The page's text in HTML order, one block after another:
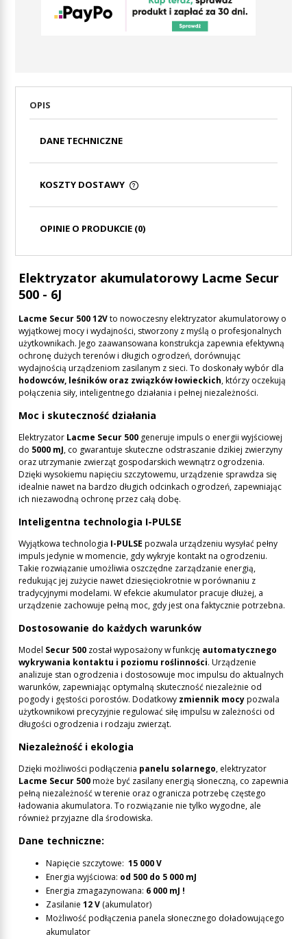
OPIS
DANE TECHNICZNE
KOSZTY DOSTAWY
PŁATNOŚCI
OPINIE O PRODUKCIE (0)
Elektryzator akumulatorowy Lacme Secur
500 - 6J
Lacme Secur 500 12Vto nowoczesny elektryzator akumulatorowy o
wyjątkowej mocy i wydajności, stworzony z myślą o profesjonalnych
użytkownikach. Jego zaawansowana konstrukcja zapewnia efektywną
ochronę dużych terenów i długich ogrodzeń, dorównując
wydajnością urządzeniom zasilanym z sieci. To doskonały wybór dla
hodowców, leśników oraz związków łowieckich, którzy oczekują
połączenia siły, inteligentnego działania i pełnej niezależności.
Moc i skuteczność działania
Elektryzator Lacme Secur 500 generuje impuls o energii wyjściowej
do 5000 mJ, co gwarantuje skuteczne odstraszanie dzikiej zwierzyny
oraz utrzymanie zwierząt gospodarskich wewnątrz ogrodzenia.
Dzięki wysokiemu napięciu szczytowemu, urządzenie sprawdza się
idealnie nawet na bardzo długich odcinkach ogrodzeń, zapewniając
ich niezawodną ochronę przez całą dobę.
Inteligentna technologia I-PULSE
Wyjątkowa technologia I-PULSE pozwala urządzeniu wysyłać pełny
impuls jedynie w momencie, gdy wykryje kontakt na ogrodzeniu.
Takie rozwiązanie umożliwia oszczędne zarządzanie energią,
redukując jej zużycie nawet dziesięciokrotnie w porównaniu z
tradycyjnymi modelami. W efekcie akumulator pracuje dłużej, a
urządzenie zachowuje pełną moc, gdy jest ona faktycznie potrzebna.
Dostosowanie do każdych warunków
Model Secur 500 został wyposażony w funkcję automatycznego
wykrywania kontaktu i poziomu roślinności. Urządzenie
analizuje stan ogrodzenia i dostosowuje moc impulsu do aktualnych
warunków, zapewniając optymalną skuteczność niezależnie od
pogody i gęstości porostów. Dodatkowy zmiennik mocypozwala
użytkownikowi precyzyjnie regulować siłę impulsu w zależności od
długości ogrodzenia i rodzaju zwierząt.
Niezależność i ekologia
Dzięki możliwości podłączenia panelu solarnego, elektryzator
Lacme Secur 500może być zasilany energią słoneczną, co zapewnia
pełną niezależność w terenie oraz ogranicza potrzebę częstego
ładowania akumulatora. To rozwiązanie nie tylko wygodne, ale
również przyjazne dla środowiska.
Dane techniczne:
Napięcie szczytowe: 15 000 V
Energia wyjściowa: od 500 do 5 000 mJ
Energia zmagazynowana: 6 000 mJ !
Zasilanie 12 V (akumulator)
Możliwość podłączenia panela słonecznego doładowującego
akumulator